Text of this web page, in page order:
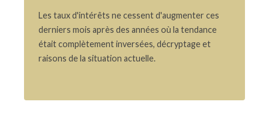
Les taux d'intérêts ne cessent d'augmenter ces
derniers mois après des années où la tendance
était complètement inversées, décryptage et
raisons de la situation actuelle.